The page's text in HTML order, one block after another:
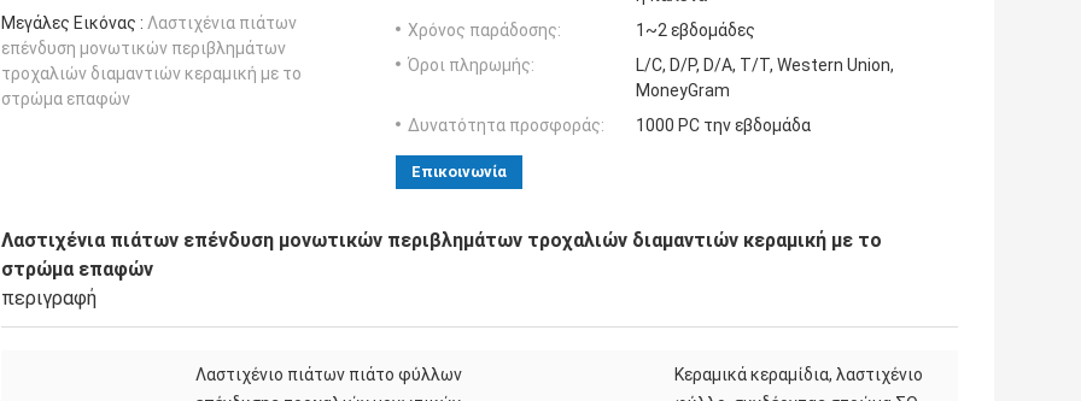
Μεγάλες Εικόνας : Λαστιχένια πιάτων
επένδυση μονωτικών περιβλημάτων
τροχαλιών διαμαντιών κεραμική με το
στρώμα επαφών
Χρόνος παράδοσης:
1~2 εβδομάδες
Όροι πληρωμής:
L/C, D/P, D/A, T/T, Western Union,
MoneyGram
Δυνατότητα προσφοράς:
1000 PC την εβδομάδα
Επικοινωνία
Λαστιχένια πιάτων επένδυση μονωτικών περιβλημάτων τροχαλιών διαμαντιών κεραμική με το
στρώμα επαφών
περιγραφή
Λαστιχένιο πιάτων πιάτο φύλλων
Κεραμικά κεραμίδια, λαστιχένιο